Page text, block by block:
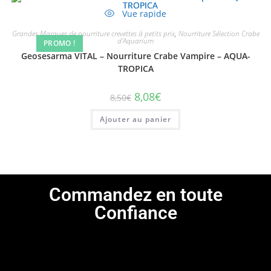
PROMO !
Vue rapide
Grandes Marques de nourriture crevettes à petits prix, Nourriture Sélection Crabe
d'Aquarium
Geosesarma VITAL – Nourriture Crabe Vampire – AQUA-
TROPICA
8,50€ 8,08€
Ajouter au panier
Commandez en toute
Confiance